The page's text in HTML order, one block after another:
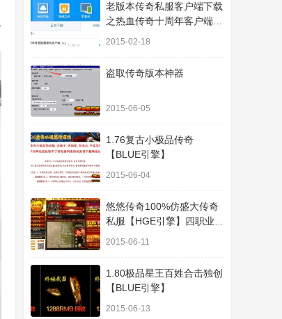
老版本传奇私服客户端下载
之热血传奇十周年客户端下
2015-02-18
盗取传奇版本神器
2015-06-05
1.76复古小极品传奇
【BLUE引擎】
2015-06-04
悠悠传奇100%仿盛大传奇
私服【HGE引擎】四职业疯
2015-06-11
1.80极品星王百姓合击独创
【BLUE引擎】
2015-06-13